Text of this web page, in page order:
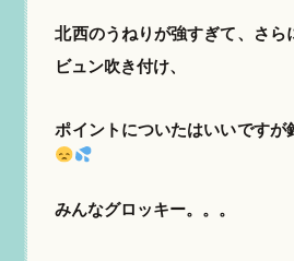
北西のうねりが強すぎて、さら
ビュン吹き付け、
ポイントについたはいいですが
みんなグロッキー。。。